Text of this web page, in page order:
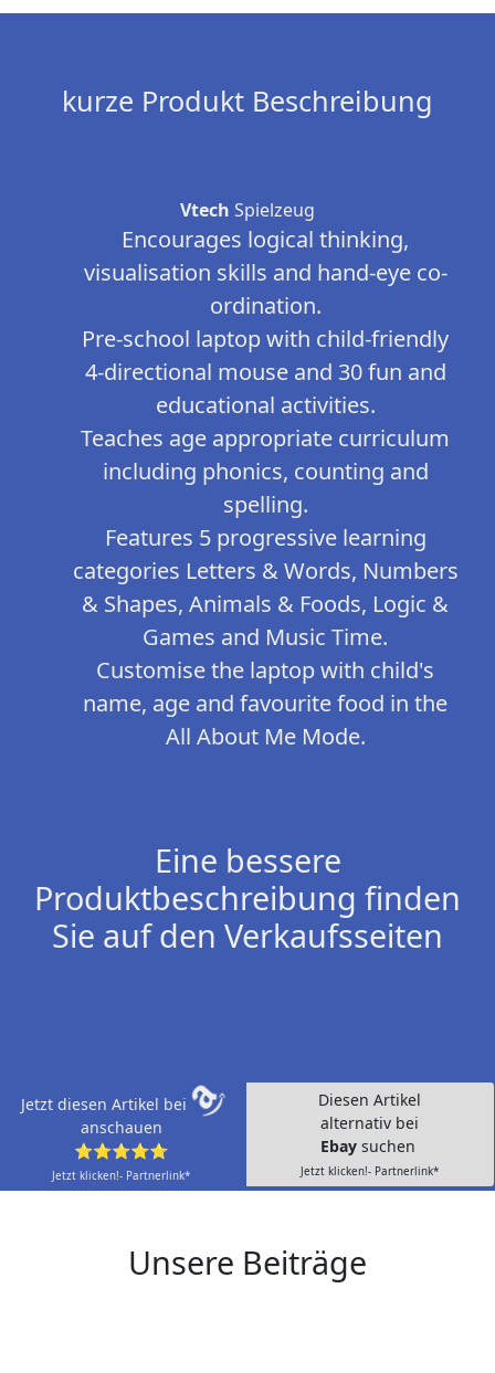
kurze Produkt Beschreibung
Vtech Spielzeug
Encourages logical thinking,
visualisation skills and hand-eye co-
ordination.
Pre-school laptop with child-friendly
4-directional mouse and 30 fun and
educational activities.
Teaches age appropriate curriculum
including phonics, counting and
spelling.
Features 5 progressive learning
categories Letters & Words, Numbers
& Shapes, Animals & Foods, Logic &
Games and Music Time.
Customise the laptop with child's
name, age and favourite food in the
All About Me Mode.
Eine bessere
Produktbeschreibung finden
Sie auf den Verkaufsseiten
Jetzt diesen Artikel bei
anschauen
⭐⭐⭐⭐⭐
Jetzt klicken!- Partnerlink*
Diesen Artikel
alternativ bei
Ebay suchen
Jetzt klicken!- Partnerlink*
Unsere Beiträge